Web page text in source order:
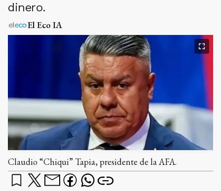
dinero.
El Eco IA
Claudio “Chiqui” Tapia, presidente de la AFA.